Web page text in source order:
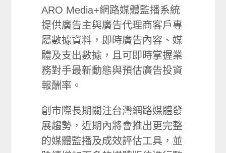
ARO Media+網路媒體監播系統
提供廣告主與廣告代理商客戶專
屬數據資料，即時廣告內容、媒
體及支出數據，且可即時掌握業
務對手最新動態與預估廣告投資
報酬率。
創市際長期關注台灣網路媒體發
展趨勢，近期內將會推出更完整
的媒體監播及成效評估工具，並